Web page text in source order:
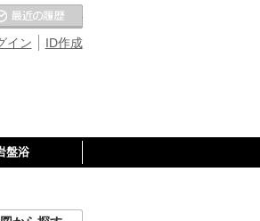
ID作成
イン
入りの温泉
盤浴